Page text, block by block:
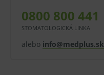
0800 800 441
STOMATOLOGICKÁ LINKA
alebo info@medplus.sk